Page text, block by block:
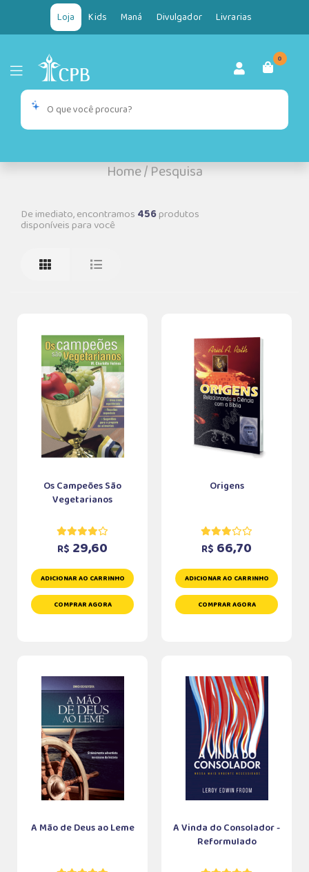
Loja Kids Maná Divulgador Livrarias
0
Home/Pesquisa
De imediato, encontramos 456produtos
disponíveis para você
Os Campeões São
Vegetarianos
R$ 29,60
ADICIONAR AO CARRINHO
COMPRAR AGORA
Origens
R$ 66,70
ADICIONAR AO CARRINHO
COMPRAR AGORA
A Mão de Deus ao Leme
A Vinda do Consolador -
Reformulado